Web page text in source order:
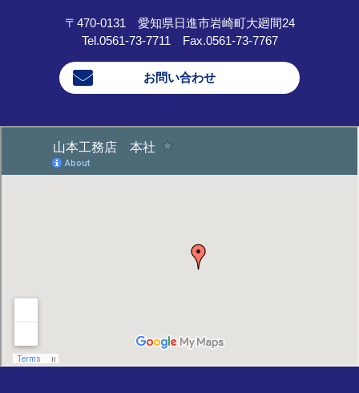
〒470-0131 愛知県日進市岩崎町大廻間24
Tel.0561-73-7711 Fax.0561-73-7767
お問い合わせ